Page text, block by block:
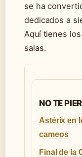
se ha
dedicados a
Aquí tienes
salas.
NO TE
Astérix en
cameos
Final de la